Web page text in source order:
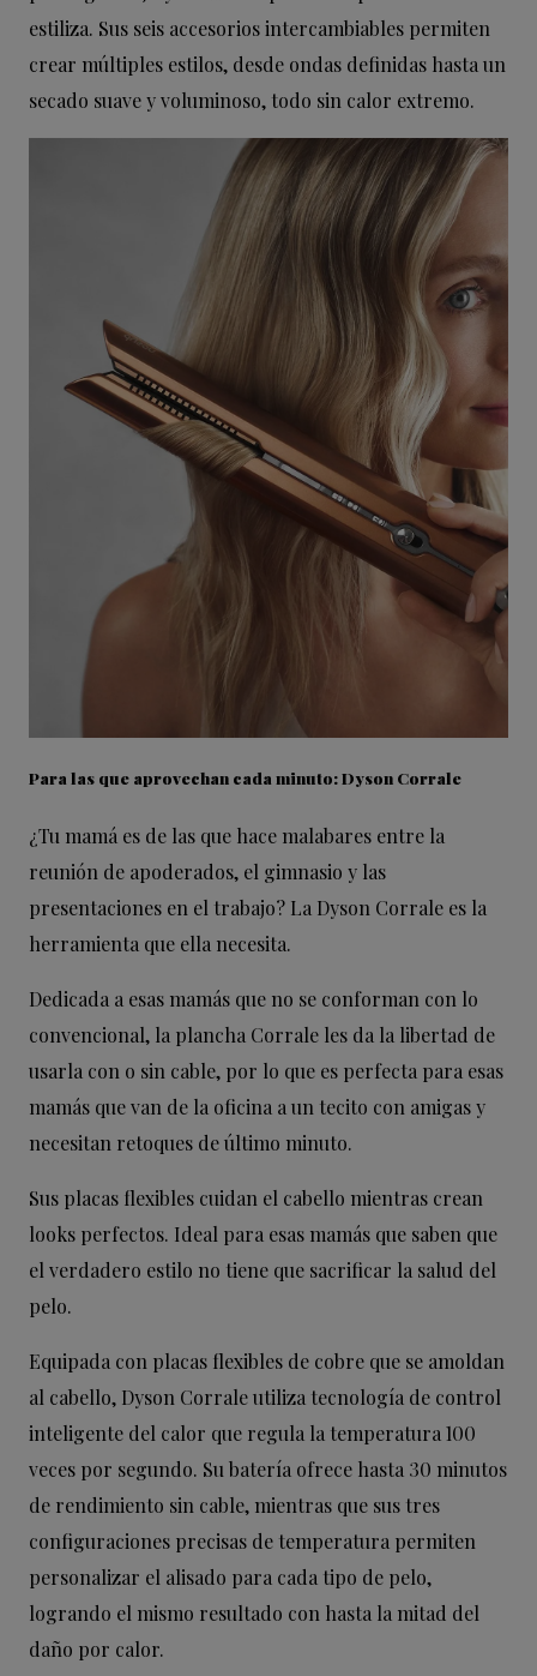
estiliza. Sus seis accesorios intercambiables permiten
crear múltiples estilos, desde ondas definidas hasta un
secado suave y voluminoso, todo sin calor extremo.
Para las que aprovechan cada minuto: Dyson Corrale
¿Tu mamá es de las que hace malabares entre la
reunión de apoderados, el gimnasio y las
presentaciones en el trabajo? La Dyson Corrale es la
herramienta que ella necesita.
Dedicada a esas mamás que no se conforman con lo
convencional, la plancha Corrale les da la libertad de
usarla con o sin cable, por lo que es perfecta para esas
mamás que van de la oficina a un tecito con amigas y
necesitan retoques de último minuto.
Sus placas flexibles cuidan el cabello mientras crean
looks perfectos. Ideal para esas mamás que saben que
el verdadero estilo no tiene que sacrificar la salud del
pelo.
Equipada con placas flexibles de cobre que se amoldan
al cabello, Dyson Corrale utiliza tecnología de control
inteligente del calor que regula la temperatura 100
veces por segundo. Su batería ofrece hasta 30 minutos
de rendimiento sin cable, mientras que sus tres
configuraciones precisas de temperatura permiten
personalizar el alisado para cada tipo de pelo,
logrando el mismo resultado con hasta la mitad del
daño por calor.